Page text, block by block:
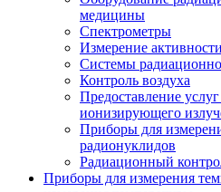
медицины
Спектрометры
Измерение
Системы
Контроль воздуха
Предоставление
ионизирующего
Приборы для
радионуклидов
Радиационный
Приборы для измерения